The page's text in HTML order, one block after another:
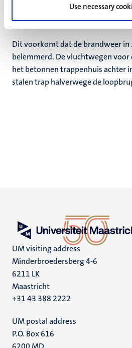
Use necessary
De gebruikelijke trappen in de
gebruikt worden!
Dit voorkomt dat de brandweer
belemmerd. De vluchtwegen voor
het betonnen trappenhuis achter
stalen trap halverwege de
UM visiting address
Minderbroedersberg 4-6
6211 LK
Maastricht
+31 43 388 2222
UM postal address
P.O. Box 616